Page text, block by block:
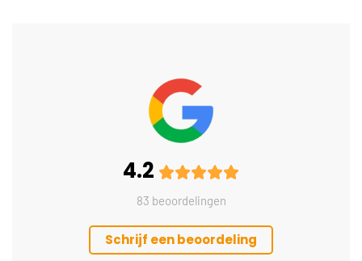
4.2
83 beoordelingen
Schrijf een beoordeling